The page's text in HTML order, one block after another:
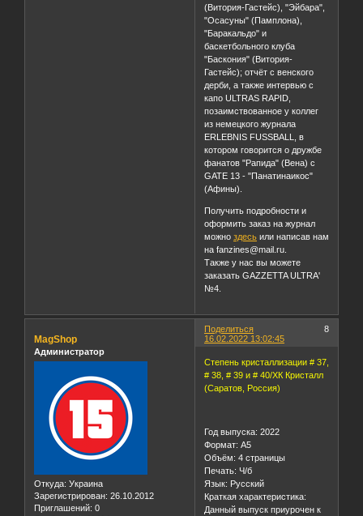
вокруг поддержки "Атлетика"
(Бильбао), "Реала Сосьедад"
(Сан-Себастьян), "Алавес"
(Витория-Гастейс), "Эйбара",
"Осасуны" (Памплона),
"Баракальдо" и
баскетбольного клуба
"Баскония" (Витория-
Гастейс); отчёт с венского
дерби, а также интервью с
капо ULTRAS RAPID,
позаимствованное у коллег
из немецкого журнала
ERLEBNIS FUSSBALL, в
котором говорится о дружбе
GATE 13 - "Панатинаикос"
(Афины).
Получить подробности и
оформить заказ на журнал
можноздесьили написав нам
на fanzines@mail.ru.
заказать GAZZETTA ULTRA'
№4.
Поделиться
8
16.02.2022 13:02:45
MagShop
Администратор
(Саратов, Россия)
Год выпуска: 2022
Формат: А5
Объём: 4 страницы
Печать: Ч/б